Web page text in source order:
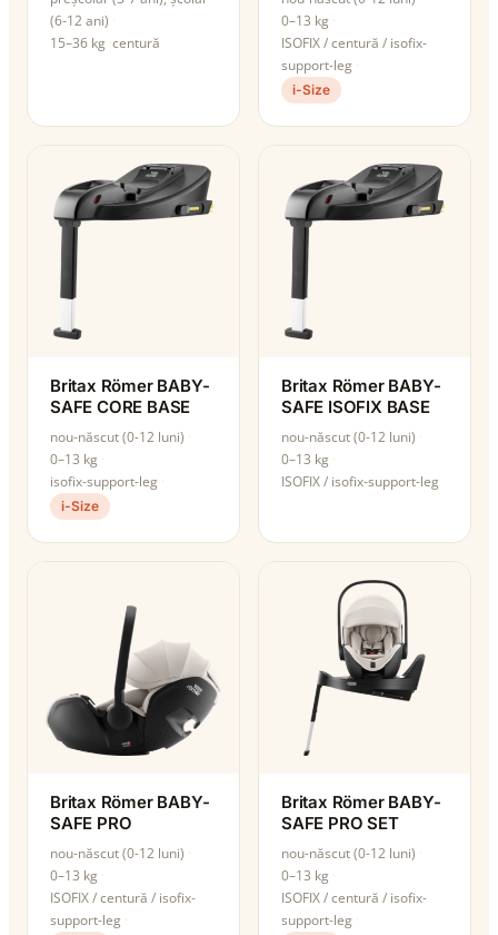
(6-12 ani)
15–36 kg centură
0–13 kg
ISOFIX / centură / isofix-
support-leg
i-Size
Britax Römer BABY-
SAFE CORE BASE
nou-născut (0-12 luni)
0–13 kg
isofix-support-leg
i-Size
Britax Römer BABY-
SAFE ISOFIX BASE
nou-născut (0-12 luni)
0–13 kg
ISOFIX / isofix-support-leg
Britax Römer BABY-
SAFE PRO
nou-născut (0-12 luni)
0–13 kg
ISOFIX / centură / isofix-
support-leg
Britax Römer BABY-
SAFE PRO SET
nou-născut (0-12 luni)
0–13 kg
ISOFIX / centură / isofix-
support-leg